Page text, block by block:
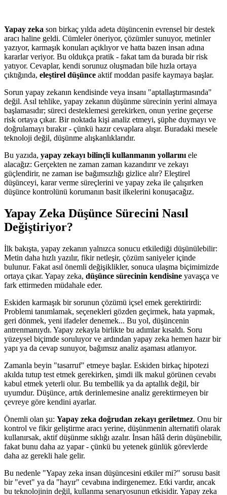
Yapay zeka son birkaç yılda adeta düşüncenin evrensel bir destek
aracı haline geldi. Cümleler öneriyor, çözümler sunuyor, metinler
yazıyor, karmaşık konuları açıklıyor ve hatta bazen insan adına
kararlar veriyor. Bu oldukça pratik - fakat tam da burada bir risk
yatıyor. Cevaplar, kendi sorunuz oluşmadan bile hızla ortaya
çıktığında, eleştirel düşünce aktif moddan pasife kaymaya başlar.
Sorun yapay zekanın kendisinde veya insanı "aptallaştırmasında"
değil. Asıl tehlike, yapay zekanın düşünme sürecinin yerini almaya
başlamasıdır; süreci desteklemesi gerekirken, onun yerine geçerse
risk ortaya çıkar. Bir noktada kişi analiz etmeyi, şüphe duymayı ve
doğrulamayı bırakır - çünkü hazır cevaplara alışır. Buradaki mesele
teknoloji değil, düşünme alışkanlıklarıdır.
Bu yazıda, yapay zekayı bilinçli kullanmanın yollarını ele
alacağız: Gerçekten ne zaman zaman kazandırır ve zekayı
güçlendirir, ne zaman ise bağımsızlığı gizlice alır? Eleştirel
düşünceyi, karar verme süreçlerini ve yapay zeka ile çalışırken
düşünce kontrolünü korumanın basit ilkelerini konuşacağız.
Yapay Zeka Düşünce Sürecini Nasıl
Değiştiriyor?
İlk bakışta, yapay zekanın yalnızca sonucu etkilediği düşünülebilir:
Metin daha hızlı yazılır, fikir netleşir, çözüm saniyeler içinde
bulunur. Fakat asıl önemli değişiklikler, sonuca ulaşma biçimimizde
ortaya çıkar. Yapay zeka, düşünce sürecinin kendisine yavaşça ve
fark ettirmeden müdahale eder.
Eskiden karmaşık bir sorunun çözümü içsel emek gerektirirdi:
Problemi tanımlamak, seçenekleri gözden geçirmek, hata yapmak,
geri dönmek, yeni ifadeler denemek... Bu yol, düşüncenin
antrenmanıydı. Yapay zekayla birlikte bu adımlar kısaldı. Soru
yüzeysel biçimde soruluyor ve ardından yapay zeka hemen hazır bir
yapı ya da cevap sunuyor, bağımsız analiz aşaması atlanıyor.
Zamanla beyin "tasarruf" etmeye başlar. Eskiden birkaç hipotezi
akılda tutup test etmek gerekirken, şimdi ilk makul görünen cevabı
kabul etmek yeterli olur. Bu tembellik ya da aptallık değil, bir
uyumdur. Düşünce, artık derinlemesine analiz gerektirmeyen bir
çevreye göre kendini ayarlar.
Önemli olan şu: Yapay zeka doğrudan zekayı geriletmez. Onu bir
kontrol ve fikir geliştirme aracı yerine, düşünmenin alternatifi olarak
kullanırsak, aktif düşünme sıklığı azalır. İnsan hâlâ derin düşünebilir,
fakat bunu daha az yapar - çünkü bu yetenek günlük görevlerde
daha az gerekli hale gelir.
Bu nedenle "Yapay zeka insan düşüncesini etkiler mi?" sorusu basit
bir "evet" ya da "hayır" cevabına indirgenemez. Etki vardır, ancak
bu teknolojinin değil, kullanma senaryosunun etkisidir. Yapay zeka